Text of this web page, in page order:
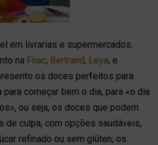
em livrarias e supermercados.
na Fnac, Bertrand, Leya, e
os doces perfeitos para
começar bem o dia; para «o dia
ou seja, os doces que podem
de culpa, com opções saudáveis,
refinado ou sem glúten; os